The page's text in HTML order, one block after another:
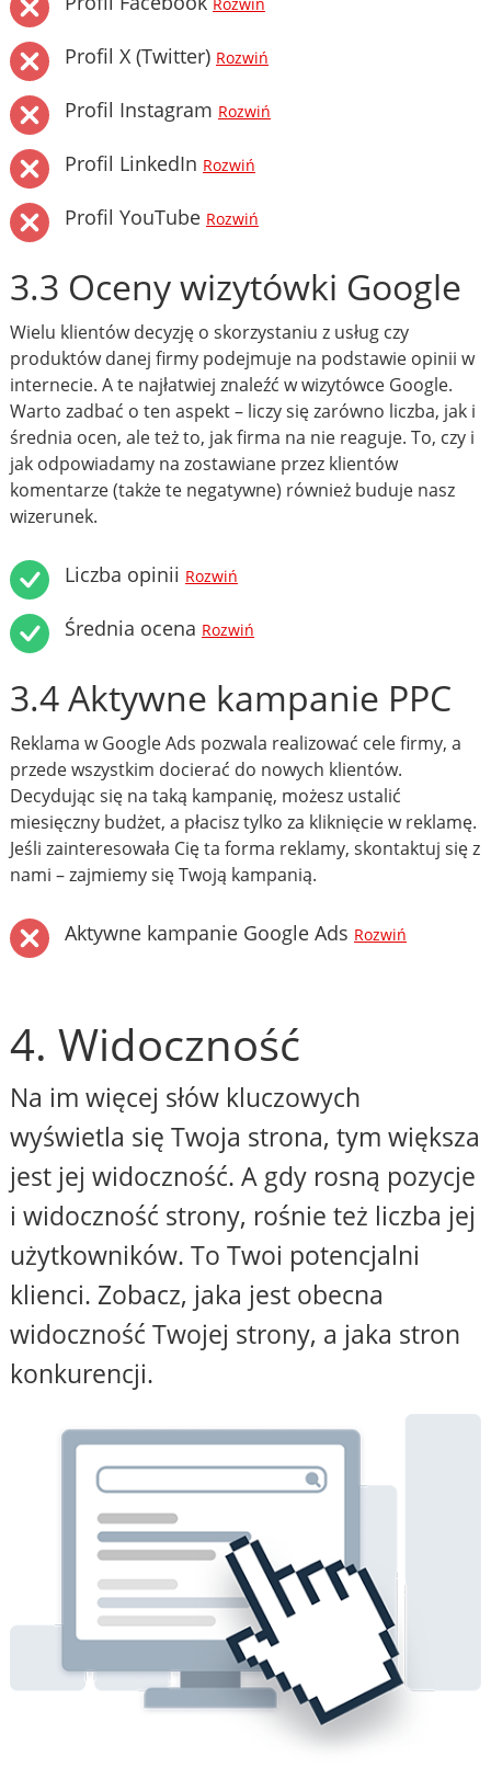
Rozwiń
Profil X (Twitter) Rozwiń
Profil Instagram Rozwiń
Profil LinkedIn Rozwiń
Profil YouTube Rozwiń
3.3 Oceny wizytówki Google
Wielu klientów decyzję o skorzystaniu z usług czy
produktów danej firmy podejmuje na podstawie opinii w
internecie. A te najłatwiej znaleźć w wizytówce Google.
Warto zadbać o ten aspekt – liczy się zarówno liczba, jak i
średnia ocen, ale też to, jak firma na nie reaguje. To, czy i
jak odpowiadamy na zostawiane przez klientów
komentarze (także te negatywne) również buduje nasz
wizerunek.
Liczba opinii Rozwiń
Średnia ocena Rozwiń
3.4 Aktywne kampanie PPC
Reklama w Google Ads pozwala realizować cele firmy, a
przede wszystkim docierać do nowych klientów.
Decydując się na taką kampanię, możesz ustalić
miesięczny budżet, a płacisz tylko za kliknięcie w reklamę.
Jeśli zainteresowała Cię ta forma reklamy, skontaktuj się z
nami – zajmiemy się Twoją kampanią.
Aktywne kampanie Google Ads Rozwiń
4. Widoczność
Na im więcej słów kluczowych
wyświetla się Twoja strona, tym większa
jest jej widoczność. A gdy rosną pozycje
i widoczność strony, rośnie też liczba jej
użytkowników. To Twoi potencjalni
klienci. Zobacz, jaka jest obecna
widoczność Twojej strony, a jaka stron
konkurencji.